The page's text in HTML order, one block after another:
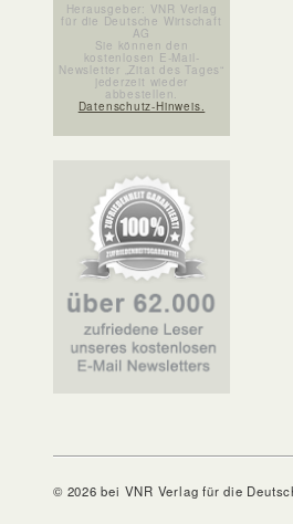
Herausgeber: VNR Verlag
für die Deutsche Wirtschaft
AG
Sie können den
kostenlosen E-Mail-
Newsletter „Zitat des Tages“
jederzeit wieder
abbestellen.
Datenschutz-Hinweis.
© 2026 bei VNR Verlag für die